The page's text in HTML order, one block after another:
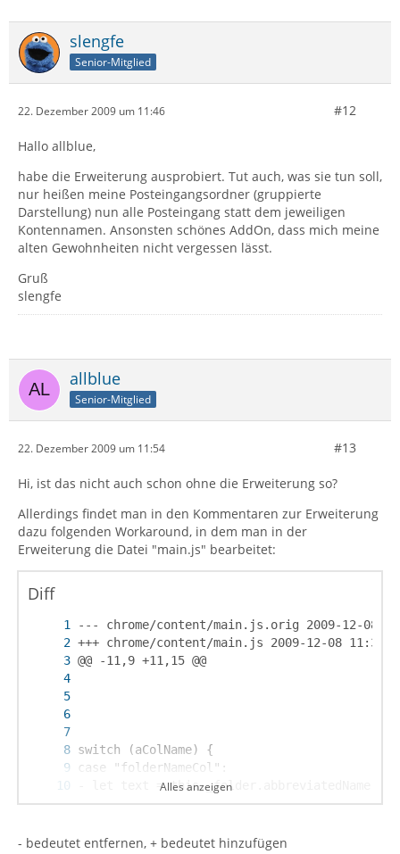
slengfe
Senior-Mitglied
22. Dezember 2009 um 11:46 #12
Hallo allblue,
habe die Erweiterung ausprobiert. Tut auch, was sie tun soll,
nur heißen meine Posteingangsordner (gruppierte
Darstellung) nun alle Posteingang statt dem jeweiligen
Kontennamen. Ansonsten schönes AddOn, dass mich meine
alten Gewohnheiten nicht vergessen lässt.
Gruß
slengfe
allblue
Senior-Mitglied
22. Dezember 2009 um 11:54 #13
Hi, ist das nicht auch schon ohne die Erweiterung so?
Allerdings findet man in den Kommentaren zur Erweiterung
dazu folgenden Workaround, in dem man in der
Erweiterung die Datei "main.js" bearbeitet:
Diff
Alles anzeigen
- bedeutet entfernen, + bedeutet hinzufügen